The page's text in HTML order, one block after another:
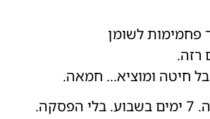
פחמימות לשומן
חיטה ומוציא… חמאה.